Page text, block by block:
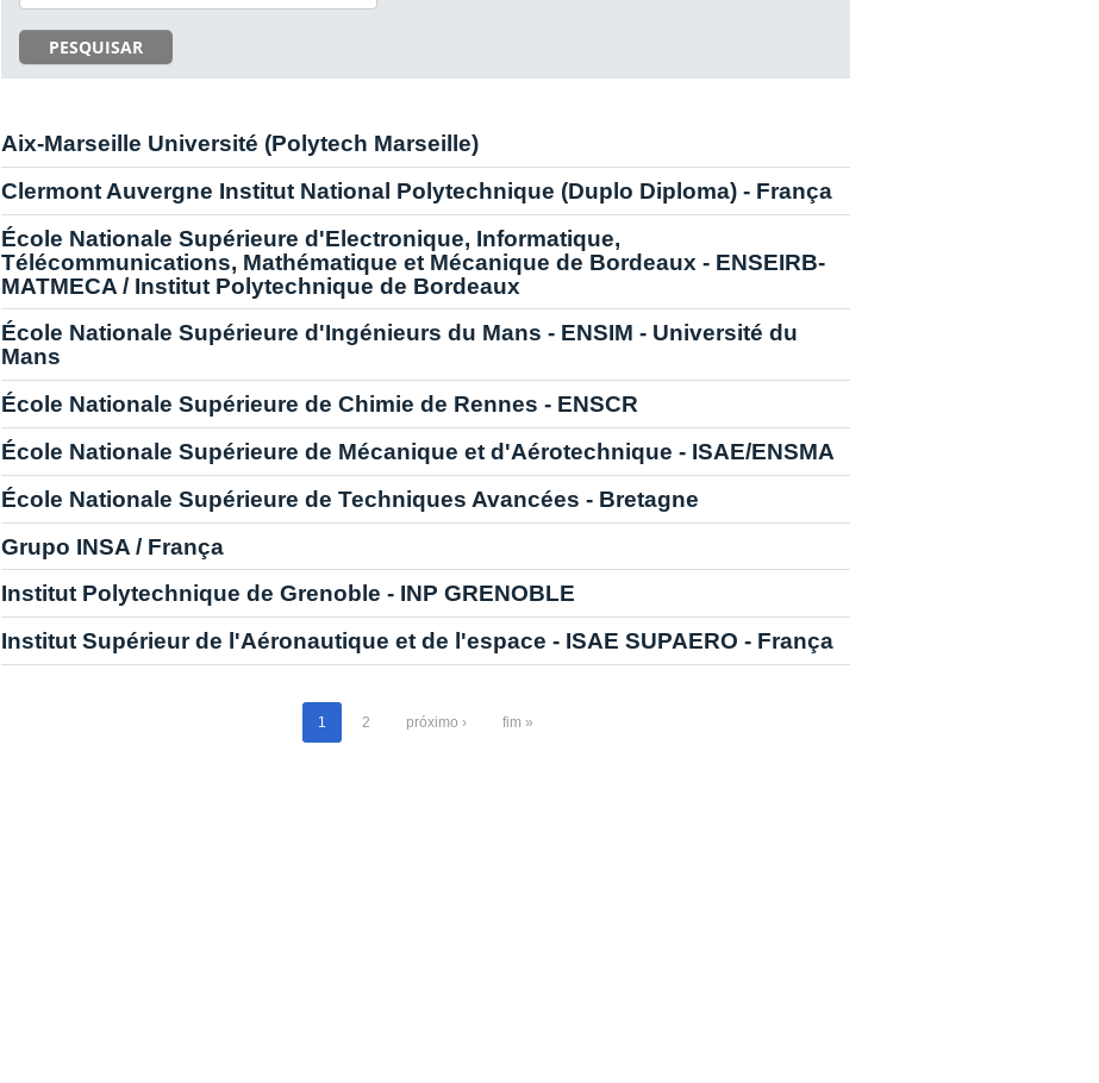
PESQUISAR
Aix-Marseille Université (Polytech Marseille)
Clermont Auvergne Institut National Polytechnique (Duplo Diploma) - França
École Nationale Supérieure d'Electronique, Informatique,
Télécommunications, Mathématique et Mécanique de Bordeaux - ENSEIRB-
MATMECA / Institut Polytechnique de Bordeaux
École Nationale Supérieure d'Ingénieurs du Mans - ENSIM - Université du
Mans
École Nationale Supérieure de Chimie de Rennes - ENSCR
École Nationale Supérieure de Mécanique et d'Aérotechnique - ISAE/ENSMA
École Nationale Supérieure de Techniques Avancées - Bretagne
Grupo INSA / França
Institut Polytechnique de Grenoble - INP GRENOBLE
Institut Supérieur de l'Aéronautique et de l'espace - ISAE SUPAERO - França
1 2 próximo › fim »